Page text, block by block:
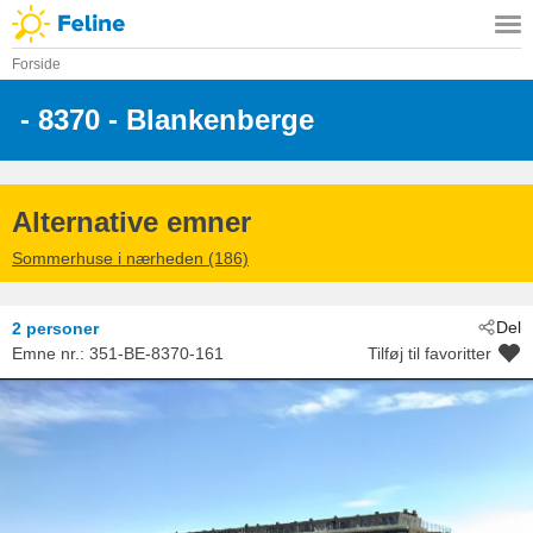
Forside
- 8370 - Blankenberge
Alternative emner
Sommerhuse i nærheden (186)
Del
2 personer
Emne nr.: 351-BE-8370-161 Tilføj til favoritter